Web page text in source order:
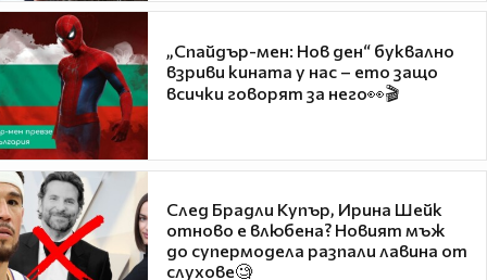
„Спайдър-мен: Нов ден“ буквално
взриви кината у нас – ето защо
всички говорят за него👀🎬
След Брадли Купър, Ирина Шейк
отново е влюбена? Новият мъж
до супермодела разпали лавина от
слухове🧐